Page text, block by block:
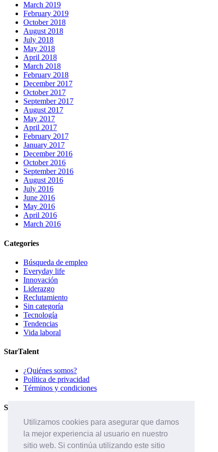
Utilizamos cookies para asegurar que damos
la mejor experiencia al usuario en nuestro
sitio web. Si continúa utilizando este sitio
March 2019
February 2019
October 2018
August 2018
July 2018
May 2018
April 2018
March 2018
February 2018
December 2017
October 2017
September 2017
August 2017
May 2017
April 2017
February 2017
January 2017
December 2016
October 2016
September 2016
August 2016
July 2016
June 2016
May 2016
April 2016
March 2016
Categories
Búsqueda de empleo
Everyday life
Innovación
Liderazgo
Reclutamiento
Sin categoría
Tecnología
Tendencias
Vida laboral
StarTalent
¿Quiénes somos?
Política de privacidad
Términos y condiciones
Servicios
Páginas de carreras
Sistema ATS
Contáctanos